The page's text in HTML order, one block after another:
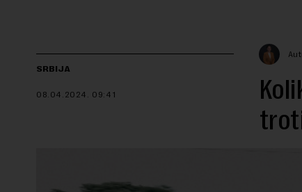
SRBIJA
08.04.2024. 09:41